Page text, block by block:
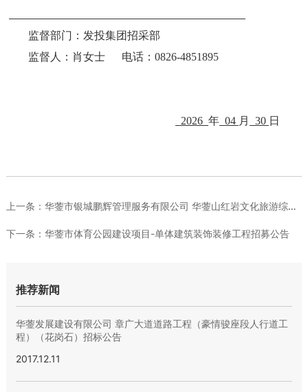
监督部门：发投集团招采部
监督人：肖女士
电话：0826-4851895
2026 年 04 月 30 日
上一条： 华蓥市银城鹏辉管理服务有限公司 华蓥山红岩文化旅游综合体建设...
下一条： 华蓥市体育公园建设项目-单体建筑装饰装修工程招募公告
推荐新闻
华蓥发展建设有限公司 章广大道道路工程（豪情骏座段人行道工
程）（花岗石）招标公告
2017.12.11